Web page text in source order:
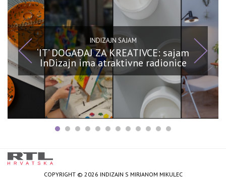
INDIZAJN SAJAM
‘IT’ DOGAĐAJ ZA KREATIVCE: sajam
InDizajn ima atraktivne radionice
COPYRIGHT © 2026 INDIZAJN S MIRJANOM MIKULEC